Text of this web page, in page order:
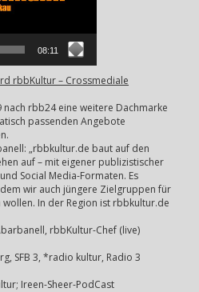
08:11
rbbKultur – Crossmediale
rbb24 eine weitere Dachmarke
passenden Angebote
„rbbkultur.de baut auf den
auf – mit eigener publizistischer
Social Media-Formaten. Es
wir auch jüngere Zielgruppen für
In der Region ist rbbkultur.de
rbbKultur-Chef (live)
SFB 3, *radio kultur, Radio 3
Ireen-Sheer-PodCast